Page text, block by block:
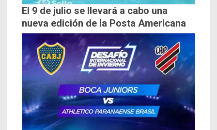
El 9 de julio se llevará a cabo una
nueva edición de la Posta Americana